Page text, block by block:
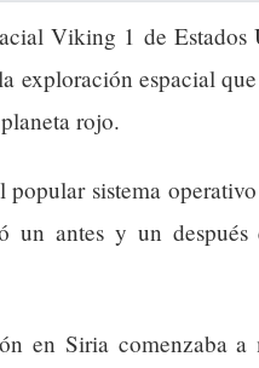
Viking 1 de Estados
exploración espacial
rojo.
sistema
un antes y un
en Siria comenzaba